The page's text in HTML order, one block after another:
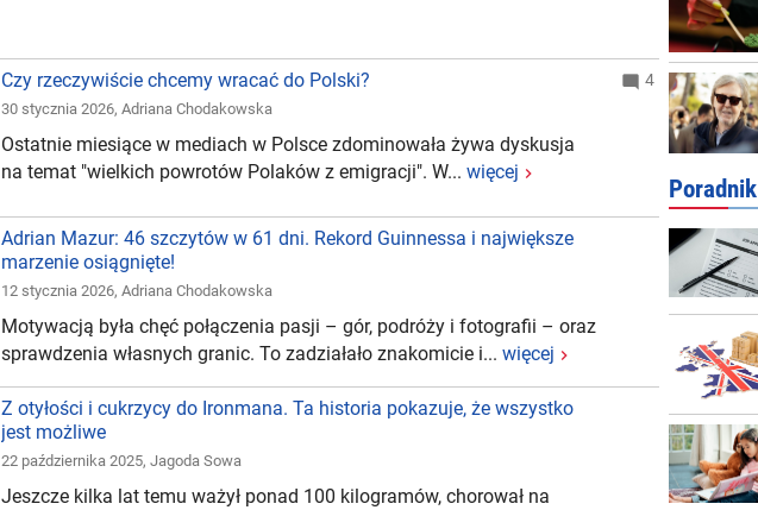
Czy rzeczywiście chcemy wracać do Polski?
30 stycznia 2026, Adriana Chodakowska
4
Ostatnie miesiące w mediach w Polsce zdominowała żywa dyskusja
na temat "wielkich powrotów Polaków z emigracji". W... więcej
Adrian Mazur: 46 szczytów w 61 dni. Rekord Guinnessa i największe
marzenie osiągnięte!
12 stycznia 2026, Adriana Chodakowska
Motywacją była chęć połączenia pasji – gór, podróży i fotografii – oraz
sprawdzenia własnych granic. To zadziałało znakomicie i... więcej
Z otyłości i cukrzycy do Ironmana. Ta historia pokazuje, że wszystko
jest możliwe
22 października 2025, Jagoda Sowa
Jeszcze kilka lat temu ważył ponad 100 kilogramów, chorował na
Poradnik